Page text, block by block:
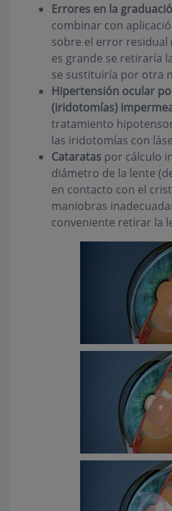
Errores en la
combinar con
sobre el error residual
es grande se retiraría
se sustituiría por otra
Hipertensión ocular
(iridotomías)
tratamiento
las iridotomías con
Cataratas por cálculo
diámetro de la lente
en contacto con el
maniobras
conveniente retirar la